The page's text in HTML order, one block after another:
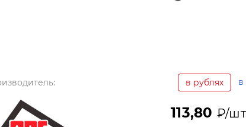
в рублях в
113,80 ₽/